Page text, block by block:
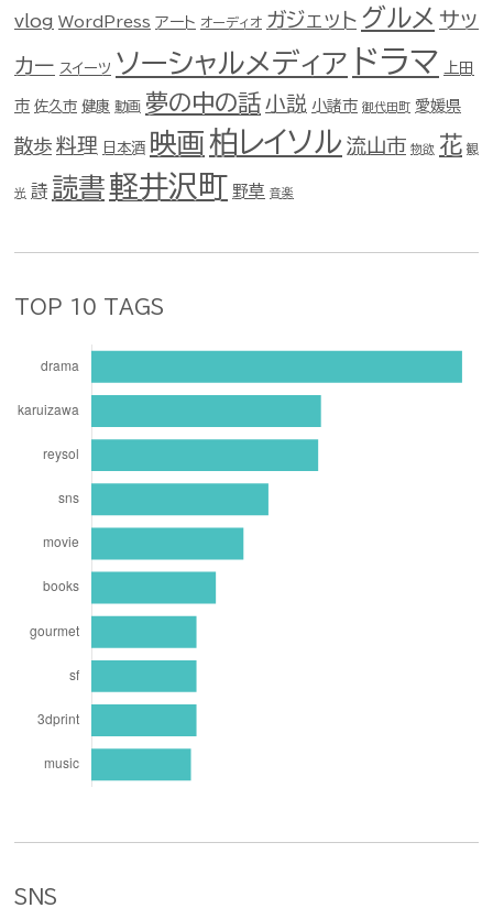
vlog WordPress アート オーディオ ガジェット グルメ サッ
カー スイーツ ソーシャルメディア ドラマ 上田
市 佐久市 健康 動画 夢の中の話 小説 小諸市 御代田町 愛媛県
散歩 料理 日本酒 映画 柏レイソル 流山市 物欲 花 観
光 詩 読書軽井沢町 野草 音楽
TOP 10 TAGS
SNS